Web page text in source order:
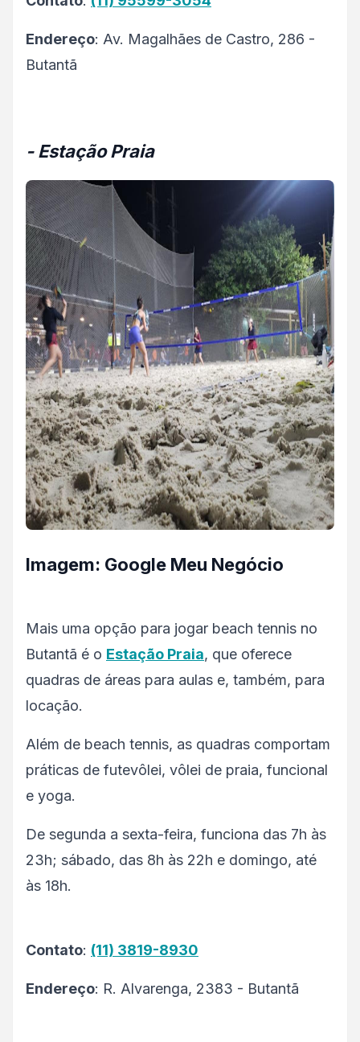
Endereço: Av. Magalhães de Castro, 286 -
Butantã
- Estação Praia
Imagem: Google Meu Negócio
Mais uma opção para jogar beach tennis no
Butantã é o Estação Praia, que oferece
quadras de áreas para aulas e, também, para
locação.
Além de beach tennis, as quadras comportam
práticas de futevôlei, vôlei de praia, funcional
e yoga.
De segunda a sexta-feira, funciona das 7h às
23h; sábado, das 8h às 22h e domingo, até
às 18h.
Contato: (11) 3819-8930
Endereço: R. Alvarenga, 2383 - Butantã